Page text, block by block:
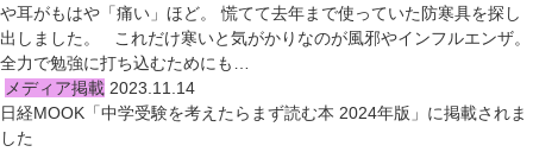
や耳がもはや「痛い」ほど。 慌てて去年まで使っていた防寒具を探し
出しました。 これだけ寒いと気がかりなのが風邪やインフルエンザ。
全力で勉強に打ち込むためにも…
メディア掲載 2023.11.14
日経MOOK「中学受験を考えたらまず読む本 2024年版」に掲載されま
した